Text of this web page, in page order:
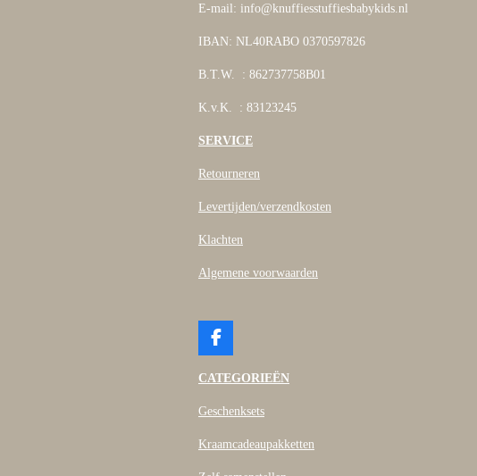
E-mail: info@knuffiesstuffiesbabykids.nl
IBAN: NL40RABO 0370597826
B.T.W. : 862737758B01
K.v.K. : 83123245
SERVICE
Retourneren
Levertijden/verzendkosten
Klachten
Algemene voorwaarden
F
c
b
o
CATEGORIEËN
Geschenksets
Kraamcadeaupakketten